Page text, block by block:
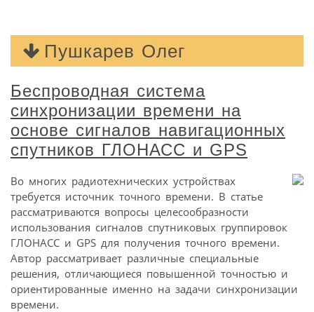
Пушкарев Олег
Беспроводная система
синхронизации времени на
основе сигналов навигационных
спутников ГЛОНАСС и GPS
Во многих радиотехнических устройствах
требуется источник точного времени. В статье
рассматриваются вопросы целесообразности
использования сигналов спутниковых группировок
ГЛОНАСС и GPS для получения точного времени.
Автор рассматривает различные специальные
решения, отличающиеся повышенной точностью и
ориентированные именно на задачи синхронизации
времени.